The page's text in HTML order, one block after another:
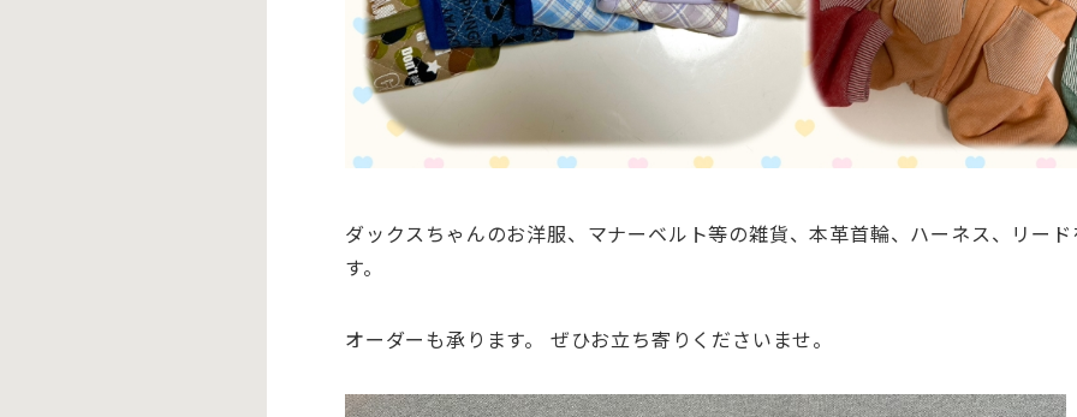
ダックスちゃんのお洋服、マナーベルト等の雑貨、本革首輪、ハーネス、リー
す。
オーダーも承ります。 ぜひお立ち寄りくださいませ。